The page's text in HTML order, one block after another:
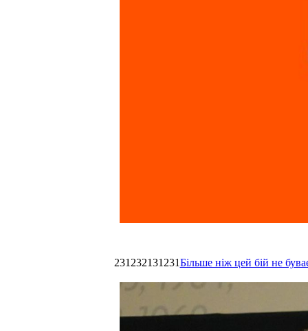
231232131231Більше ніж цей бій не